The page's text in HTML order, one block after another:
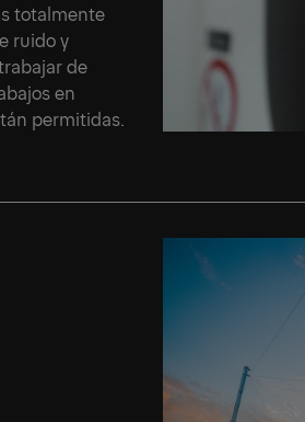
totalmente
ruido y
de
en
permitidas.